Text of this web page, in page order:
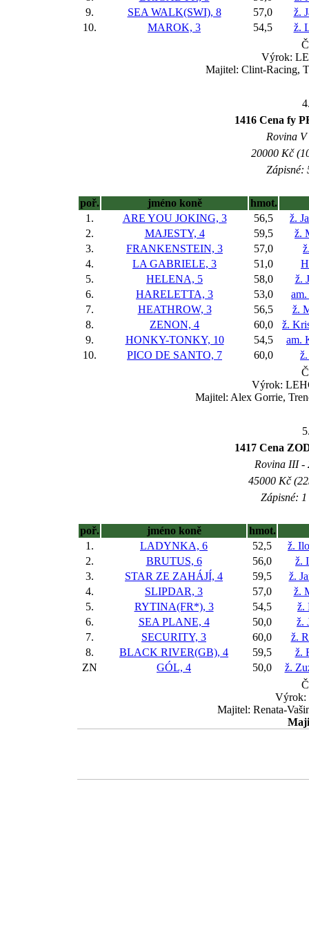
9.
SEA WALK(SWI), 8 57,0
ž.
10.
MAROK, 3 54,5
ž.
Výrok:
Majitel: Clint-Racing,
1416 Cena fy
Rovina
20000 Kč
Zápisné:
poř. jméno koně
hmot.
1.
ARE YOU JOKING, 3 56,5
ž.
2.
MAJESTY, 4 59,5
ž.
3.
FRANKENSTEIN, 3 57,0
4.
LA GABRIELE, 3 51,0
5.
HELENA, 5 58,0
ž.
6.
HARELETTA, 3 53,0
7.
HEATHROW, 3 56,5
ž.
8.
ZENON, 4 60,0
ž.
9.
HONKY-TONKY, 10 54,5
am.
10.
PICO DE SANTO, 7 60,0
Výrok:
Majitel: Alex Gorrie,
1417 Cena
Rovina III -
45000 Kč
Zápisné:
poř. jméno koně
hmot.
1.
LADYNKA, 6 52,5
ž.
2.
BRUTUS, 6 56,0
ž.
3.
STAR ZE ZAHÁJÍ, 4 59,5
ž.
4.
SLIPDAR, 3 57,0
ž.
5.
RYTINA(FR*), 3 54,5
ž.
6.
SEA PLANE, 4 50,0
ž.
7.
SECURITY, 3 60,0
ž.
8.
BLACK RIVER(GB), 4 59,5
ž.
ZN
GÓL, 4 50,0
ž.
Výrok:
Majitel: Renata-